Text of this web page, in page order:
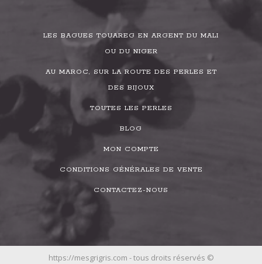
LES BAGUES TOUAREG EN ARGENT DU MALI
OU DU NIGER
AU MAROC, SUR LA ROUTE DES PERLES ET
DES BIJOUX
TOUTES LES PERLES
BLOG
MON COMPTE
CONDITIONS GÉNÉRALES DE VENTE
CONTACTEZ-NOUS
https://mesgrigris.com - tous droits réservés ©